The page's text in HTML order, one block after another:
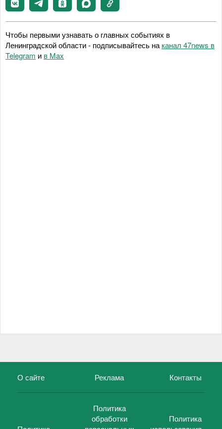
Чтобы первыми узнавать о главных событиях в
Ленинградской области - подписывайтесь на канал 47news в
Telegram и в Maх
О сайте Реклама Контакты
Политика
обработки
Политика